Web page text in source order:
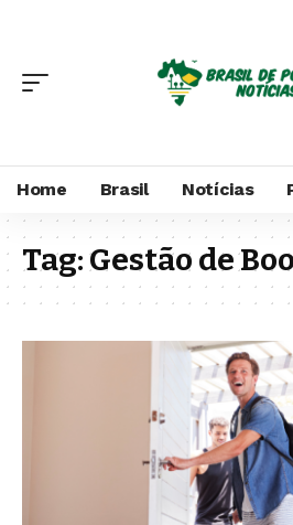
Home Brasil Notícias
Tag:Gestão de